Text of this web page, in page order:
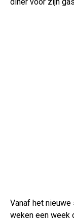
diner voor zijn
Vanaf het nieuwe
weken een week